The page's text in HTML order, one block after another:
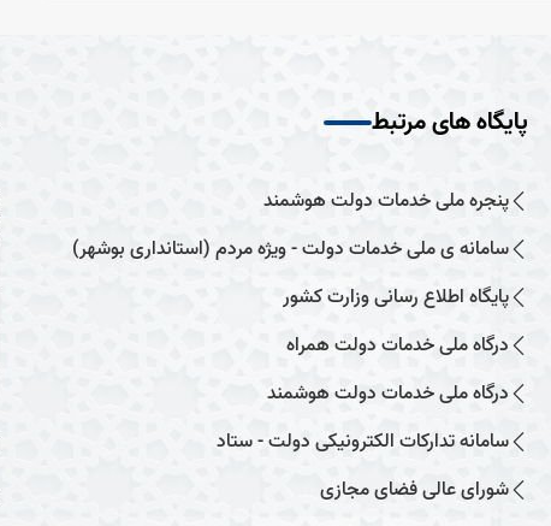
پایگاه های مرتبط
پنجره ملی خدمات دولت هوشمند
سامانه ی ملی خدمات دولت - ویژه مردم (استانداری بوشهر)
پایگاه اطلاع رسانی وزارت کشور
درگاه ملی خدمات دولت همراه
درگاه ملی خدمات دولت هوشمند
سامانه تدارکات الکترونیکی دولت - ستاد
شورای عالی فضای مجازی